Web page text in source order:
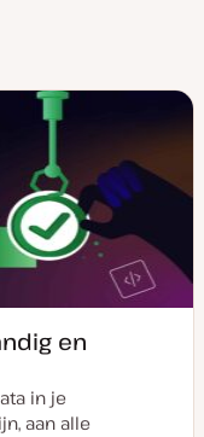
en
in je
aan alle